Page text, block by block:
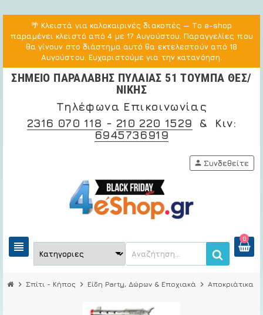
🌴 Κλειστά για καλοκαιρινές διακοπές — Το e-shop
παραμένει κλειστό από 4 με 17 Αυγούστου. Παραγγελίες που
θα γίνουν στο διάστημα αυτό θα εκτελεστούν από 18
Αυγούστου. Ευχαριστούμε για την κατανόηση.
ΣΗΜΕΙΟ ΠΑΡΑΛΑΒΗΣ ΠΥΛΑΙΑΣ 51 ΤΟΥΜΠΑ ΘΕΣ/
ΝΙΚΗΣ
Τηλέφωνα Επικοινωνίας
2316 070 118 - 210 220 1529 & Κιν:
6945736919
view_headline
0
person Συνδεθείτε
chevron_right Σπίτι - Κήπος chevron_right Είδη Party, Δώρων & Εποχιακά chevron_right Αποκριάτικα